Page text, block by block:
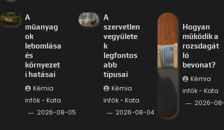
A
műanyag
ok
lebomlása
és
környezet
i hatásai
Kémia
infók - Kata
2026-08-05
A
szervetlen
vegyülete
k
legfontos
abb
típusai
Kémia
infók - Kata
2026-08-04
Hogyan
működik a
rozsdagát
ló
bevonat?
Kémia
infók - Kata
2026-